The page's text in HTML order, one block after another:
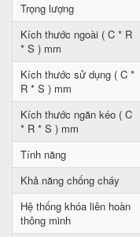
Trọng lượng
Kích thước ngoài ( C * R
* S ) mm
Kích thước sử dụng ( C *
R * S ) mm
Kích thước ngăn kéo ( C
* R * S ) mm
Tính năng
Khả năng chống cháy
Hệ thống khóa liên hoàn
thông minh